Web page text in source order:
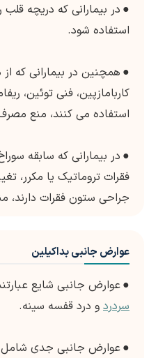
● در بیمارانی که دریچه قلب
استفاده شود.
● همچنین در بیمارانی که
کاربامازپین، فنی توئین،
استفاده می کنند، منع
● در بیمارانی که سابقه
فقرات تروماتیک یا مکرر،
جراحی ستون فقرات دارند،
عوارض جانبی بداکیلین
●عوارض جانبی شایع
سردرد و درد قفسه سینه.
●